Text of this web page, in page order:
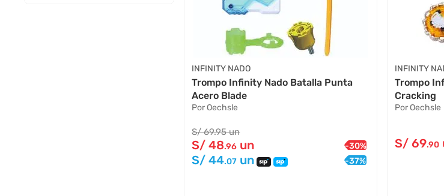
INFINITY NADO
Trompo Infinity Nado Batalla Punta
Acero Blade
Por Oechsle
S/69.95 un
S/48.96 un -30%
S/44.07 un -37%
INFINITY
Trompo
Cracking
Por Oechsle
S/69.90